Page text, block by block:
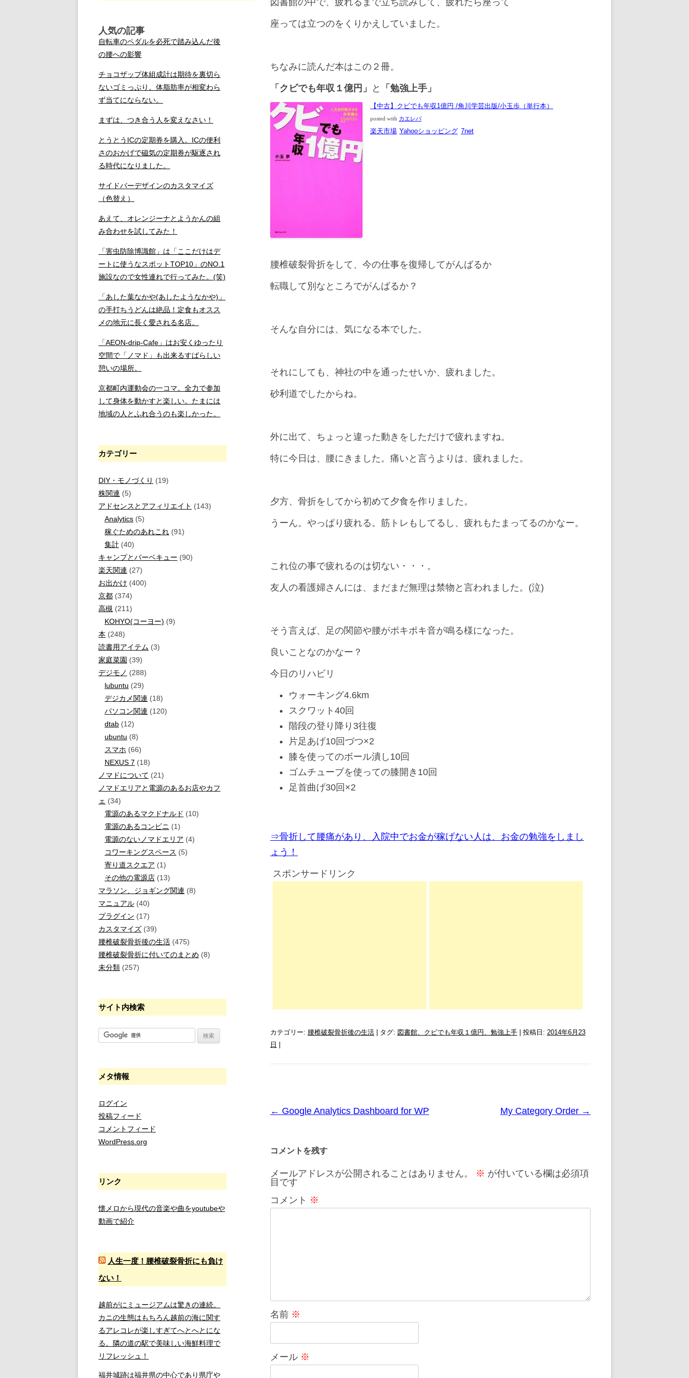
座っては立つのをくりかえしていました。
ちなみに読んだ本はこの２冊。
「クビでも年収１億円」 と 「勉強上手」
【中古】クビでも年収1億円 /角川学芸出版/小玉歩（単行本）
posted with カエレバ
楽天市場 Yahooショッピング 7net
腰椎破裂骨折をして、今の仕事を復帰してがんばるか
転職して別なところでがんばるか？
そんな自分には、気になる本でした。
それにしても、神社の中を通ったせいか、疲れました。
砂利道でしたからね。
外に出て、ちょっと違った動きをしただけで疲れますね。
特に今日は、腰にきました。痛いと言うよりは、疲れました。
夕方、骨折をしてから初めて夕食を作りました。
うーん。やっぱり疲れる。筋トレもしてるし、疲れもたまってるのかなー。
これ位の事で疲れるのは切ない・・・。
友人の看護婦さんには、まだまだ無理は禁物と言われました。(泣)
そう言えば、足の関節や腰がポキポキ音が鳴る様になった。
良いことなのかなー？
今日のリハビリ
ウォーキング4.6km
スクワット40回
階段の登り降り3往復
片足あげ10回づつ×2
膝を使ってのボール潰し10回
ゴムチューブを使っての膝開き10回
足首曲げ30回×2
⇒骨折して腰痛があり、入院中でお金が稼げない人は、お金の勉強をしまし
ょう！
スポンサードリンク
カテゴリー: 腰椎破裂骨折後の生活 | タグ: 図書館、クビでも年収１億円、勉強上手 | 投稿日: 2014年6月23
日 |
投
ナ
ゲ
ー
← Google Analytics Dashboard for WP My Category Order →
コメントを残す
メールアドレスが公開されることはありません。 ※ が付いている欄は必須項
目です
コメント ※
名前 ※
メール ※
人気の記事
自転車のペダルを必死で踏み込んだ後
の腰への影響
チョコザップ体組成計は期待を裏切ら
ないゴミっぷり。体脂肪率が相変わら
ず当てにならない。
まずは、つき合う人を変えなさい！
とうとうICの定期券を購入。ICの便利
さのおかげで磁気の定期券が駆逐され
る時代になりました。
サイドバーデザインのカスタマイズ
（色替え）
あえて、オレンジーナとようかんの組
み合わせを試してみた！
「害虫防除博識館」は「ここだけはデ
ートに使うなスポットTOP10」のNO.1
施設なので女性連れで行ってみた。(笑)
「あした葉なかや(あしたようなかや)」
の手打ちうどんは絶品！定食もオスス
メの地元に長く愛される名店。
「AEON-drip-Cafe」はお安くゆったり
空間で「ノマド」も出来るすばらしい
憩いの場所。
京都町内運動会の一コマ。全力で参加
して身体を動かすと楽しい。たまには
地域の人とふれ合うのも楽しかった。
カテゴリー
DIY・モノづくり (19)
株関連 (5)
アドセンスとアフィリエイト (143)
Analytics (5)
稼ぐためのあれこれ (91)
集計 (40)
キャンプとバーベキュー (90)
楽天関連 (27)
お出かけ (400)
京都 (374)
高槻 (211)
KOHYO(コーヨー) (9)
本 (248)
読書用アイテム (3)
家庭菜園 (39)
デジモノ (288)
lubuntu (29)
デジカメ関連 (18)
パソコン関連 (120)
dtab (12)
ubuntu (8)
スマホ (66)
NEXUS 7 (18)
ノマドについて (21)
ノマドエリアと電源のあるお店やカフ
ェ (34)
電源のあるマクドナルド (10)
電源のあるコンビニ (1)
電源のないノマドエリア (4)
コワーキングスペース (5)
寄り道スクエア (1)
その他の電源店 (13)
マラソン、ジョギング関連 (8)
マニュアル (40)
プラグイン (17)
カスタマイズ (39)
腰椎破裂骨折後の生活 (475)
腰椎破裂骨折に付いてのまとめ (8)
未分類 (257)
サイト内検索
メタ情報
ログイン
投稿フィード
コメントフィード
WordPress.org
リンク
懐メロから現代の音楽や曲をyoutubeや
動画で紹介
人生一度！腰椎破裂骨折にも負け
ない！
越前がにミュージアムは驚きの連続。
カニの生態はもちろん越前の海に関す
るアレコレが楽しすぎてへとへとにな
る。隣の道の駅で美味しい海鮮料理で
リフレッシュ！
福井城跡は福井県の中心であり県庁や